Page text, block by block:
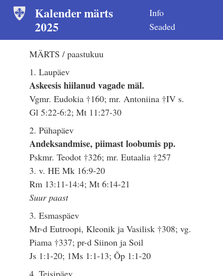
Kalender märts
2025
Info
Seaded
MÄRTS / paastukuu
1. Laupäev
Askeesis hiilanud vagade mäl.
Vgmr. Eudokia †160; mr. Antoniina †IV s.
Gl 5:22-6:2; Mt 11:27-30
2. Pühapäev
Andeksandmise, piimast loobumis pp.
Pskmr. Teodot †326; mr. Eutaalia †257
3. v. HE Mk 16:9-20
Rm 13:11-14:4; Mt 6:14-21
Suur paast
3. Esmaspäev
Mr-d Eutroopi, Kleonik ja Vasilisk †308; vg.
Piama †337; pr-d Siinon ja Soil
Js 1:1-20; 1Ms 1:1-13; Õp 1:1-20